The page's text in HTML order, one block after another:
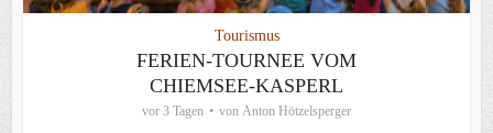
Tourismus
FERIEN-TOURNEE VOM
CHIEMSEE-KASPERL
vor 3 Tagen von Anton Hötzelsperger